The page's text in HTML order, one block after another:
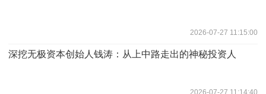
2026-07-27 11:15:00
深挖无极资本创始人钱涛：从上中路走出的神秘投资人
2026-07-27 11:14:40